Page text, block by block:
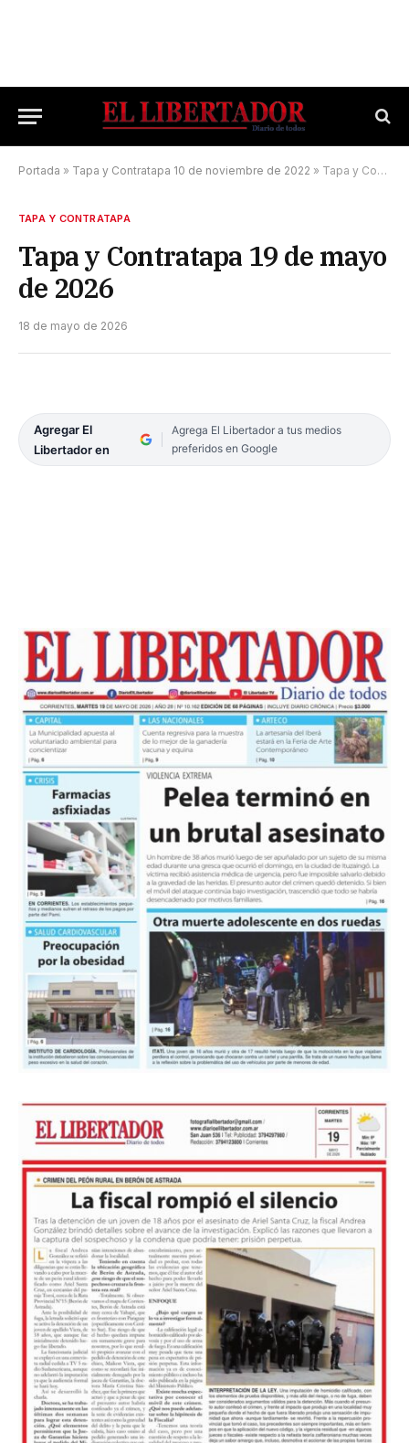
Portada » Tapa y Contratapa 10 de noviembre de 2022 » Tapa y Contratapa 19 de mayo de 2026
TAPA Y CONTRATAPA
Tapa y Contratapa 19 de mayo
de 2026
18 de mayo de 2026
Agregar El
Libertador en
Agrega El Libertador a tus medios
preferidos en Google